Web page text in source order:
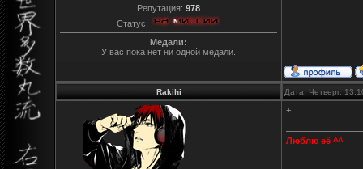
Репутация: 978
Статус:
Медали:
У вас пока нет ни одной медали.
Rakihi Дата: Четверг,
+
Люблю её ^^